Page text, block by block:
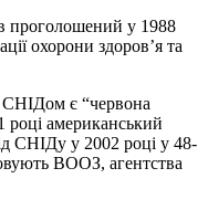
проголошений у 1988
охорони здоров’я та
є “червона
році американський
СНІДу у 2002 році у 48-
ВООЗ, агентства